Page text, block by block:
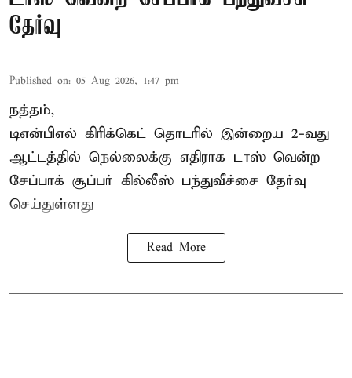
தேர்வு
Published on: 05 Aug 2026, 1:47 pm
நத்தம்,
டிஎன்பிஎல் கிரிக்கெட் தொடரில் இன்றைய 2-வது
ஆட்டத்தில் நெல்லைக்கு எதிராக டாஸ் வென்ற
சேப்பாக் சூப்பர் கில்லீஸ் பந்துவீச்சை தேர்வு
செய்துள்ளது
Read More